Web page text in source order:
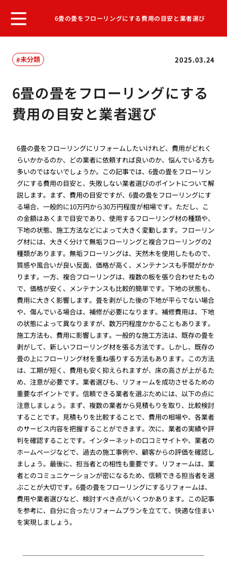
6畳の畳をフローリングにする費用の目安と業者選び
2025.03.24
未分類
6畳の畳をフローリングにする
費用の目安と業者選び
6畳の畳をフローリングにリフォームしたいけれど、費用がどれく
らいかかるのか、どの業者に依頼すれば良いのか、悩んでいる方も
多いのではないでしょうか。この記事では、6畳の畳をフローリン
グにする費用の目安と、失敗しない業者選びのポイントについて解
説します。まず、費用の目安ですが、6畳の畳をフローリングにす
る場合、一般的に10万円から30万円程度が相場です。ただし、こ
の金額はあくまで目安であり、使用するフローリング材の種類や、
下地の状態、施工方法などによって大きく変動します。フローリン
グ材には、大きく分けて無垢フローリングと複合フローリングの2
種類があります。無垢フローリングは、天然木を使用したもので、
質感や風合いが良い反面、価格が高く、メンテナンスも手間がかか
ります。一方、複合フローリングは、複数の板を張り合わせたもの
で、価格が安く、メンテナンスも比較的簡単です。下地の状態も、
費用に大きく影響します。畳を剥がした後の下地が平らでない場合
や、傷んでいる場合は、補修が必要になります。補修費用は、下地
の状態によって異なりますが、数万円程度かかることもあります。
施工方法も、費用に影響します。一般的な施工方法は、既存の畳を
剥がして、新しいフローリング材を張る方法です。しかし、既存の
畳の上にフローリング材を重ね張りする方法もあります。この方法
は、工期が短く、費用も安く抑えられますが、床の高さが上がるた
め、注意が必要です。業者選びも、リフォームを成功させるための
重要なポイントです。信頼できる業者を選ぶためには、以下の点に
注意しましょう。まず、複数の業者から見積もりを取り、比較検討
することです。見積もりを比較することで、費用の相場や、各業者
のサービス内容を把握することができます。次に、業者の実績や評
判を確認することです。インターネットの口コミサイトや、業者の
ホームページなどで、過去の施工事例や、顧客からの評価を確認し
ましょう。最後に、担当者との相性も重要です。リフォームは、業
者とのコミュニケーションが密になるため、信頼できる担当者を選
ぶことが大切です。6畳の畳をフローリングにするリフォームは、
費用や業者選びなど、検討すべき点がいくつかあります。この記事
を参考に、自分に合ったリフォームプランを立てて、快適な住まい
を実現しましょう。